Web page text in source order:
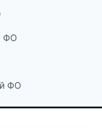
ФО
ФО